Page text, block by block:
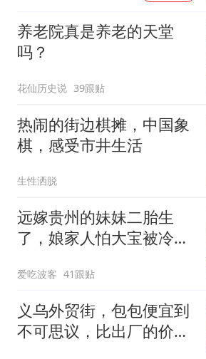
养老院真是养老的天堂
吗？
花仙历史说 39跟贴
热闹的街边棋摊，中国象
棋，感受市井生活
生性洒脱
远嫁贵州的妹妹二胎生
了，娘家人怕大宝被冷
爱吃波客 41跟贴
义乌外贸街，包包便宜到
不可思议，比出厂的价格